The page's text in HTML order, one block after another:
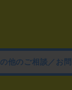
他のご相談／お